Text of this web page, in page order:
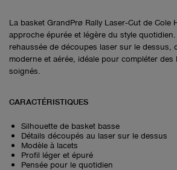
La basket GrandPrø Rally Laser‑Cut de Cole
approche épurée et légère du style quotidien.
rehaussée de découpes laser sur le dessus,
moderne et aérée, idéale pour compléter
soignés.
CARACTÉRISTIQUES
Silhouette de basket basse
Détails découpés au laser sur le dessus
Modèle à lacets
Profil léger et épuré
Pensée pour le quotidien